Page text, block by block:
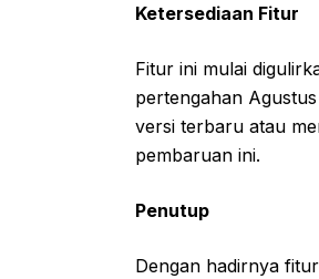
Ketersediaan Fitur
Fitur ini mulai
pertengahan
versi terbaru atau
pembaruan ini.
Penutup
Dengan hadirnya